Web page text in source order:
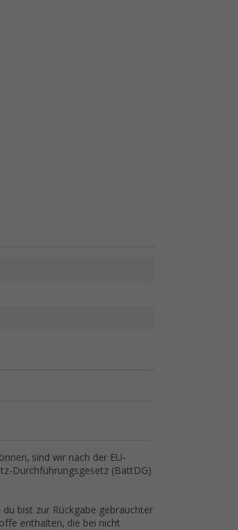
sind wir nach der EU-
Durchführungsgesetz (BattDG)
bist zur Rückgabe gebrauchter
enthalten, die bei nicht